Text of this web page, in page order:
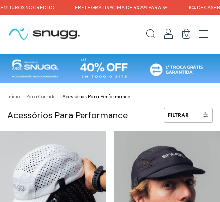
NO CRÉDITO⠀⠀⠀⠀⠀⠀FRETE GRÁTIS ACIMA DE R$299 PARA SP⠀⠀⠀⠀⠀⠀10% DE
0
Início . Para Corrida . Acessórios Para Performance
Acessórios Para Performance FILTRAR